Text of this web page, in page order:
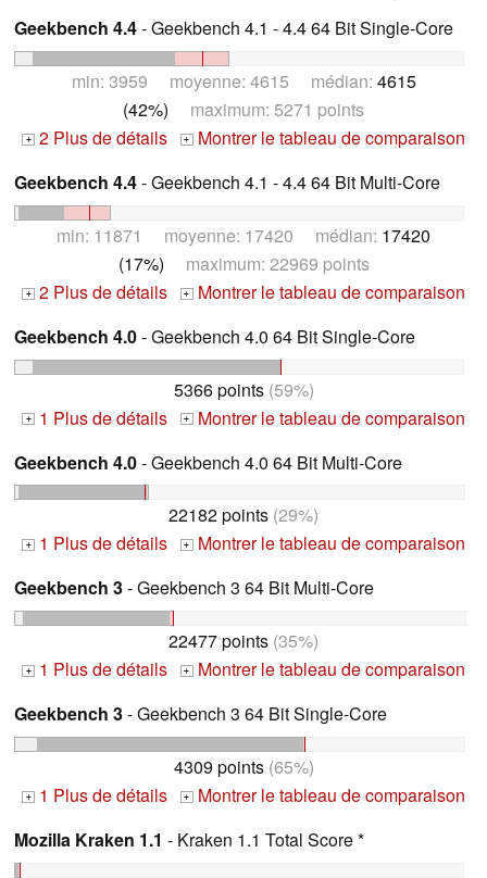
Geekbench 4.4- Geekbench 4.1 - 4.4 64 Bit Single-Core
min: 3959 moyenne: 4615 médian: 4615
(42%) maximum: 5271 points
+ 2 Plus de détails + Montrer le tableau de comparaison
Geekbench 4.4- Geekbench 4.1 - 4.4 64 Bit Multi-Core
min: 11871 moyenne: 17420 médian: 17420
(17%) maximum: 22969 points
+ 2 Plus de détails + Montrer le tableau de comparaison
Geekbench 4.0- Geekbench 4.0 64 Bit Single-Core
5366 points(59%)
+ 1 Plus de détails + Montrer le tableau de comparaison
Geekbench 4.0- Geekbench 4.0 64 Bit Multi-Core
22182 points (29%)
+ 1 Plus de détails + Montrer le tableau de comparaison
Geekbench 3- Geekbench 3 64 Bit Multi-Core
22477 points (35%)
+ 1 Plus de détails + Montrer le tableau de comparaison
Geekbench 3- Geekbench 3 64 Bit Single-Core
4309 points(65%)
+ 1 Plus de détails + Montrer le tableau de comparaison
Mozilla Kraken 1.1 - Kraken 1.1 Total Score *